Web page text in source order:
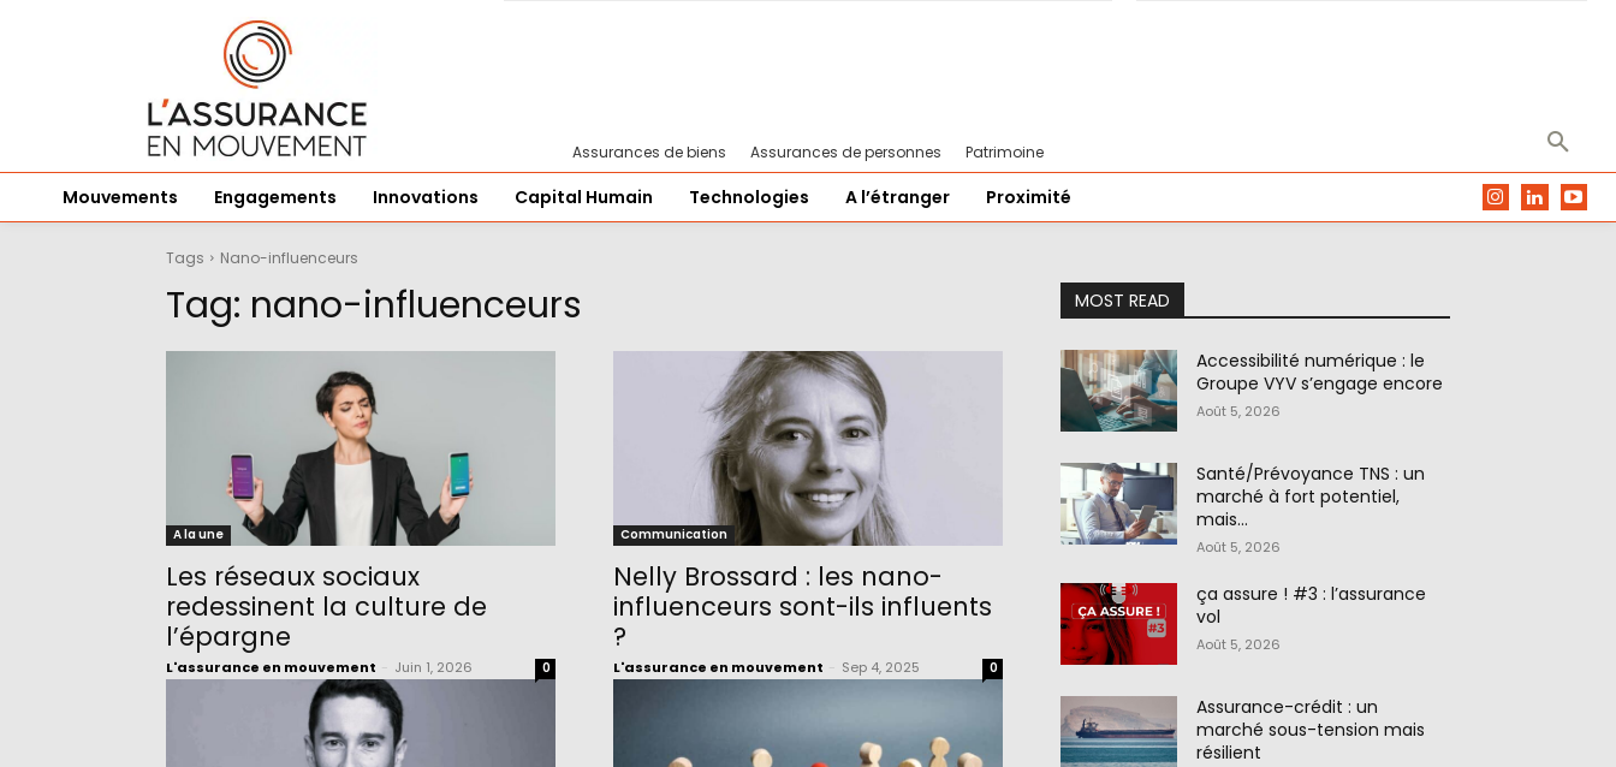
Assurances de biens Assurances de personnes Patrimoine
Mouvements Engagements Innovations Capital Humain Technologies A l’étranger Proximité
Tags Nano-influenceurs
Tag: nano-influenceurs
A la une
Les réseaux sociaux
redessinent la culture de
l’épargne
L'assurance en mouvement Juin 1, 2026 0
Communication
Nelly Brossard : les nano-
influenceurs sont-ils influents
?
L'assurance en mouvement Sep 4, 2025 0
MOST READ
Accessibilité numérique : le
Groupe VYV s’engage encore
Août 5, 2026
Santé/Prévoyance TNS : un
marché à fort potentiel,
mais…
Août 5, 2026
ça assure ! #3 : l’assurance
vol
Août 5, 2026
Assurance-crédit : un
marché sous-tension mais
résilient